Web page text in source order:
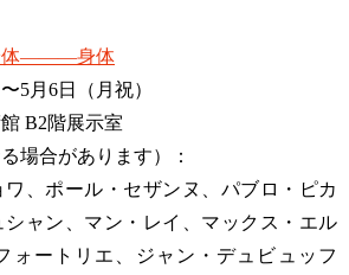
体———身体
5月6日（月祝）
B2階展示室
場合があります）：
、ポール・セザンヌ、パブロ・ピカ
シャン、マン・レイ、マックス・エル
ォートリエ、ジャン・デュビュッフ